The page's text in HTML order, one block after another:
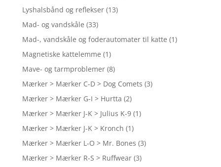
Lyshalsbånd og reflekser (13)
Mad- og vandskåle (33)
Mad-, vandskåle og foderautomater til katte (1)
Magnetiske kattelemme (1)
Mave- og tarmproblemer (8)
Mærker > Mærker C-D > Dog Comets (3)
Mærker > Mærker G-I > Hurtta (2)
Mærker > Mærker J-K > Julius K-9 (1)
Mærker > Mærker J-K > Kronch (1)
Mærker > Mærker L-O > Mr. Bones (3)
Mærker > Mærker R-S > Ruffwear (3)